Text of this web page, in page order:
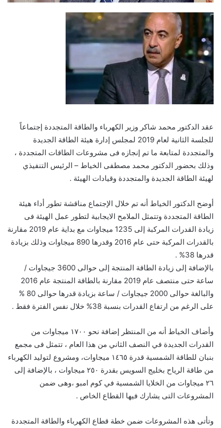
عقد الدكتور محمد شاكر وزير الكهرباء والطاقة المتجددة إجتماعاً
للجلسة الثانية لعام 2019 لمجلس إدارة هيئة الطاقة الجديدة
والمتجددة لمتابعة ما تم إنجازه فى مشروعات الطاقات المتجددة ،
وذلك بحضور الدكتور محمد مصطفى الخياط – الرئيس التنفيذي
لهيئة الطاقة الجديدة والمتجددة وقيادات الهيئة .
أوضح الدكتور الخياط أنه تم خلال الإجتماع مناقشة تطور أداء هيئة
الطاقة المتجددة وتتمثل الملامح الايجابية لتطور عمل الهيئة فى
زيادة القدرات المركبة إلى 1235 ميجاوات مع بداية عام 2019 مقارنة
بالقدرات المركبة حتى عام 2016 وقدرها 890 ميجاوات وذلك بزيادة
قدرها 38% .
بالإضافة إلى زيادة الطاقة المنتجة إلى حوالى 3600 جيجاوات /
ساعة حتى منتصف عام 2019 مقارنة بالطاقة المنتجة عام 2016
والبالغة حوالى 2000 جيجاوات / ساعة بزيادة قدرها حوالى 80 %
على الرغم من ارتفاع القدرات بنسبة 38% خلال نفس الفترة فقط .
وأضاف الخياط أنه من المنتظر إضافة نحو ١٧٠٠ ميجاوات من
القدرات الجديدة في النصف الثاني من هذا العام ، تتمثل فى مجمع
بنبان للطاقة الشمسية قدرة ١٤٦٥ ميجاوات، ومشروع لتوليد الكهرباء
من طاقة الرياح بخليج السويس بقدرة ٢٥٠ ميجاوات ، بالإضافة إلى
٢٦ ميجاوات من الخلايا الشمسية في كوم امبو ،وهى ضمن
المشروعات التى يشارك فيها القطاع الخاص .
وتأتى هذه المشروعات ضمن خطة قطاع الكهرباء والطاقة المتجددة